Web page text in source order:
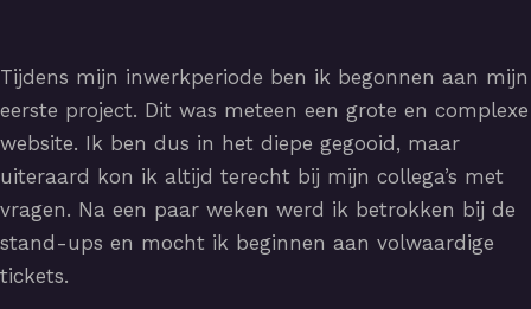
Tijdens mijn inwerkperiode ben ik begonnen aan mijn
eerste project. Dit was meteen een grote en complexe
website. Ik ben dus in het diepe gegooid, maar
uiteraard kon ik altijd terecht bij mijn collega’s met
vragen. Na een paar weken werd ik betrokken bij de
stand-ups en mocht ik beginnen aan volwaardige
tickets.